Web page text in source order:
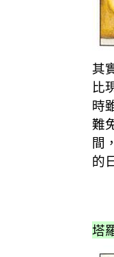
其
比
時
難
間
的
塔